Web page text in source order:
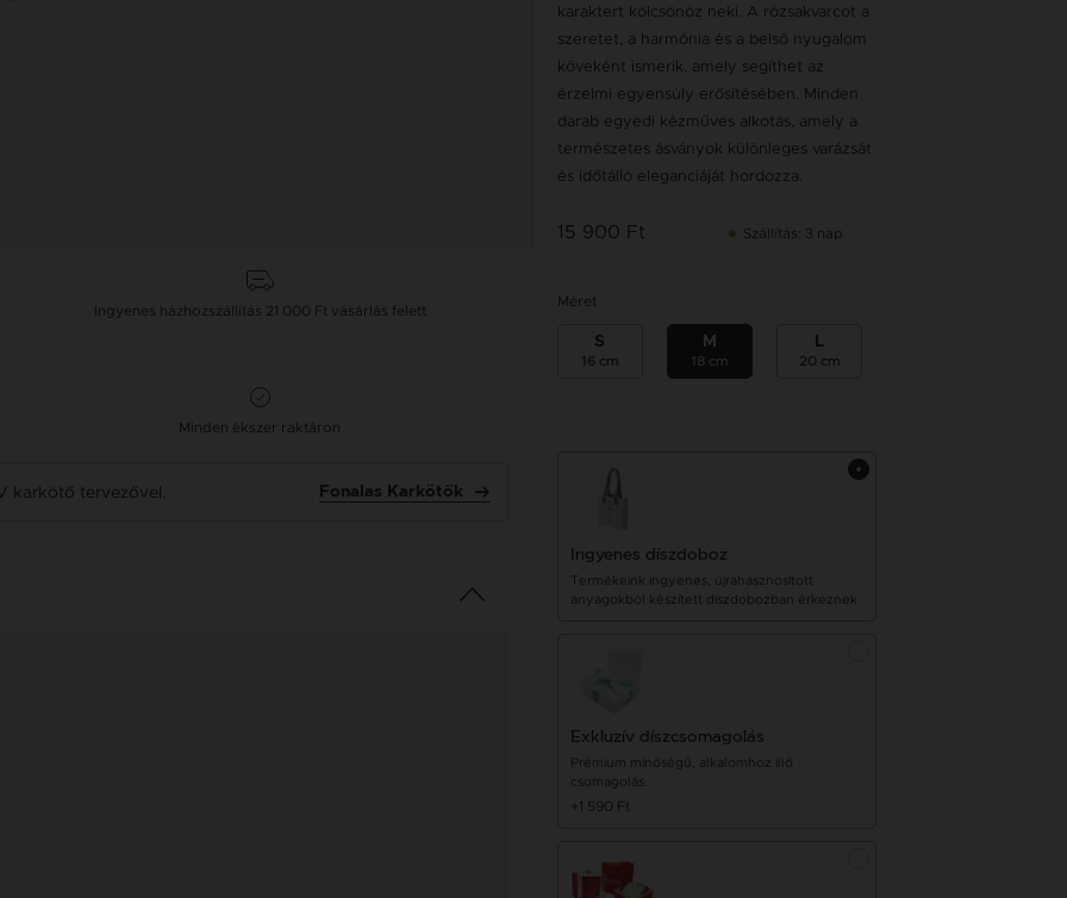
Ingyenes házhozszállítás 21 000 Ft vásárlás felett
Minden ékszer raktáron
karkötő tervezővel. Fonalas Karkötők
karaktert kölcsönöz neki. A rózsakvarcot a
szeretet, a harmónia és a belső nyugalom
köveként ismerik, amely segíthet az
érzelmi egyensúly erősítésében. Minden
darab egyedi kézműves alkotás, amely a
természetes ásványok különleges varázsát
és időtálló eleganciáját hordozza.
15 900 Ft Szállítás: 3 nap
Méret
S
16 cm
M
18 cm
L
20 cm
Ingyenes díszdoboz
Termékeink ingyenes, újrahasznosított
anyagokból készített díszdobozban érkeznek
Exkluzív díszcsomagolás
Prémium minőségű, alkalomhoz illő
csomagolás.
+1 590 Ft